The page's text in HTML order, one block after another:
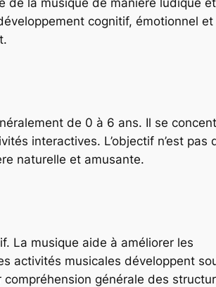
de la musique de manière ludique et
cognitif, émotionnel et
de 0 à 6 ans. Il se
interactives. L’objectif n’est pas
naturelle et amusante.
La musique aide à améliorer les
activités musicales développent
générale des